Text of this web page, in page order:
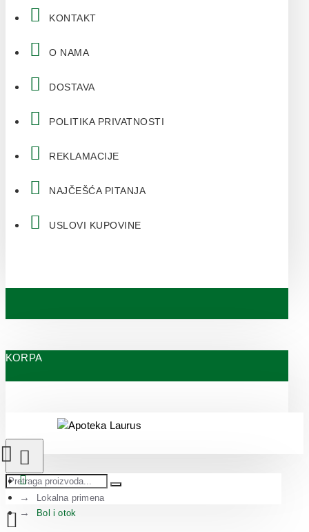
KONTAKT
O NAMA
DOSTAVA
POLITIKA PRIVATNOSTI
REKLAMACIJE
NAJČEŠĆA PITANJA
USLOVI KUPOVINE
KORPA
Lokalna primena
Bol i otok